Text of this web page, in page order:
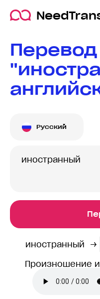
Перевод
Русский
иностранный →
Произношение